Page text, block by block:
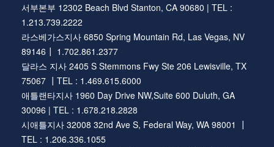
서부본부 12302 Beach Blvd Stanton, CA 90680 | TEL :
1.213.739.2222
라스베가스지사 6850 Spring Mountain Rd, Las Vegas, NV
89146┃ 1.702.861.2377
달라스 지사 2405 S Stemmons Fwy Ste 206 Lewisville, TX
75067 ┃TEL : 1.469.615.6000
애틀랜타지사 1960 Day Drive NW,Suite 600 Duluth, GA
30096 | TEL : 1.678.218.2828
시애틀지사 32008 32nd Ave S, Federal Way, WA 98001 ┃
TEL : 1.206.336.1055